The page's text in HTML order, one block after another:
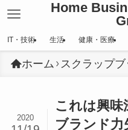
Home
IT・技術 生活 健康・医療
ホーム スクラップブ
これは興味
ブランド力
2020